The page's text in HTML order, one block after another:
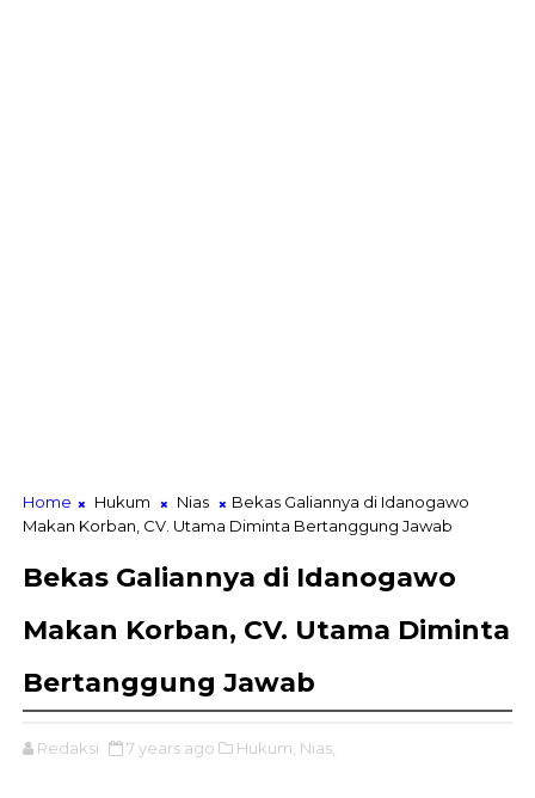
Home Hukum Nias
Bekas Galiannya di Idanogawo
Makan Korban, CV. Utama Diminta Bertanggung Jawab
Bekas Galiannya di Idanogawo
Makan Korban, CV. Utama Diminta
Bertanggung Jawab
Redaksi 7 years ago Hukum, Nias,